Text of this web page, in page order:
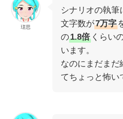
瑳思
シナリオの執筆
文字数が7万字
の1.8倍 くらい
います。
なのにまだまだ
てちょっと怖い